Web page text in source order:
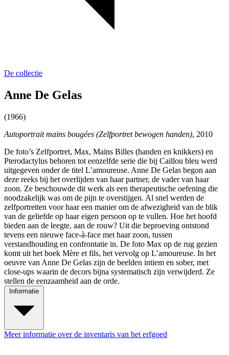
De collectie
Anne De Gelas
(1966)
Autoportrait mains bougées (Zelfportret bewogen handen), 2010
De foto’s Zelfportret, Max, Mains Billes (handen en knikkers) en
Pterodactylus behoren tot eenzelfde serie die bij Caillou bleu werd
uitgegeven onder de titel L’amoureuse. Anne De Gelas begon aan
deze reeks bij het overlijden van haar partner, de vader van haar
zoon. Ze beschouwde dit werk als een therapeutische oefening die
noodzakelijk was om de pijn te overstijgen. Al snel werden de
zelfportretten voor haar een manier om de afwezigheid van de blik
van de geliefde op haar eigen persoon op te vullen. Hoe het hoofd
bieden aan de leegte, aan de rouw? Uit die beproeving ontstond
tevens een nieuwe face-à-face met haar zoon, tussen
verstandhouding en confrontatie in. De foto Max op de rug gezien
komt uit het boek Mère et fils, het vervolg op L’amoureuse. In het
oeuvre van Anne De Gelas zijn de beelden intiem en sober, met
close-ups waarin de decors bijna systematisch zijn verwijderd. Ze
stellen de eenzaamheid aan de orde.
Informatie
Meer informatie over de inventaris van het erfgoed